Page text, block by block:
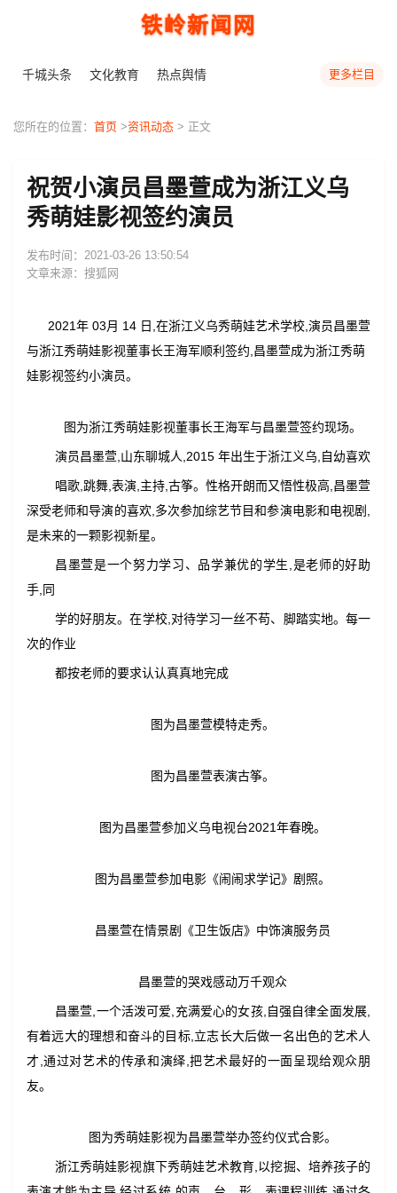
铁岭新闻网
千城头条 文化教育 热点舆情 更多栏目
您所在的位置： 首页 >资讯动态 > 正文
祝贺小演员昌墨萱成为浙江义乌
秀萌娃影视签约演员
发布时间：2021-03-26 13:50:54
文章来源：搜狐网
2021年 03月 14 日,在浙江义乌秀萌娃艺术学校,演员昌墨萱
与浙江秀萌娃影视董事长王海军顺利签约,昌墨萱成为浙江秀萌
娃影视签约小演员。
图为浙江秀萌娃影视董事长王海军与昌墨萱签约现场。
演员昌墨萱,山东聊城人,2015 年出生于浙江义乌,自幼喜欢
唱歌,跳舞,表演,主持,古筝。性格开朗而又悟性极高,昌墨萱
深受老师和导演的喜欢,多次参加综艺节目和参演电影和电视剧,
是未来的一颗影视新星。
昌墨萱是一个努力学习、品学兼优的学生,是老师的好助
手,同
学的好朋友。在学校,对待学习一丝不苟、脚踏实地。每一
次的作业
都按老师的要求认认真真地完成
图为昌墨萱模特走秀。
图为昌墨萱表演古筝。
图为昌墨萱参加义乌电视台2021年春晚。
图为昌墨萱参加电影《闹闹求学记》剧照。
昌墨萱在情景剧《卫生饭店》中饰演服务员
昌墨萱的哭戏感动万千观众
昌墨萱,一个活泼可爱,充满爱心的女孩,自强自律全面发展,
有着远大的理想和奋斗的目标,立志长大后做一名出色的艺术人
才,通过对艺术的传承和演绎,把艺术最好的一面呈现给观众朋
友。
图为秀萌娃影视为昌墨萱举办签约仪式合影。
浙江秀萌娃影视旗下秀萌娃艺术教育,以挖掘、培养孩子的